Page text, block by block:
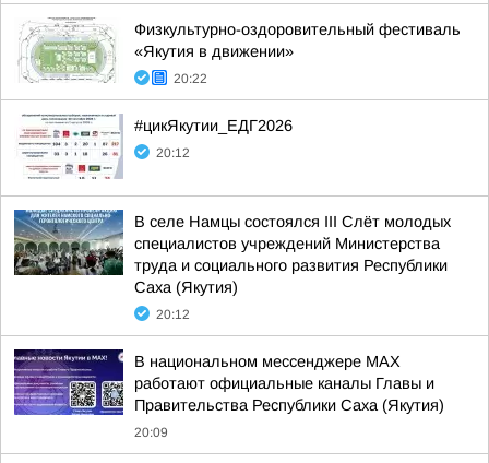
Физкультурно-оздоровительный фестиваль
«Якутия в движении»
20:22
#цикЯкутии_ЕДГ2026
20:12
В селе Намцы состоялся III Слёт молодых
специалистов учреждений Министерства
труда и социального развития Республики
Саха (Якутия)
20:12
В национальном мессенджере MAX
работают официальные каналы Главы и
Правительства Республики Саха (Якутия)
20:09